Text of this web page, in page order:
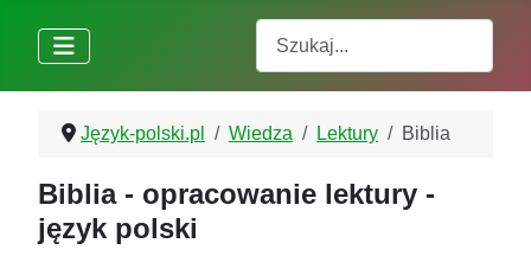
Język-polski.pl Wiedza Lektury Biblia
Biblia - opracowanie lektury -
język polski